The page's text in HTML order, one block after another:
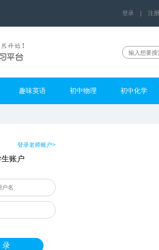
登录 注册
趣味英语 初中物理 初中化学
登录老师账户>
账户
录